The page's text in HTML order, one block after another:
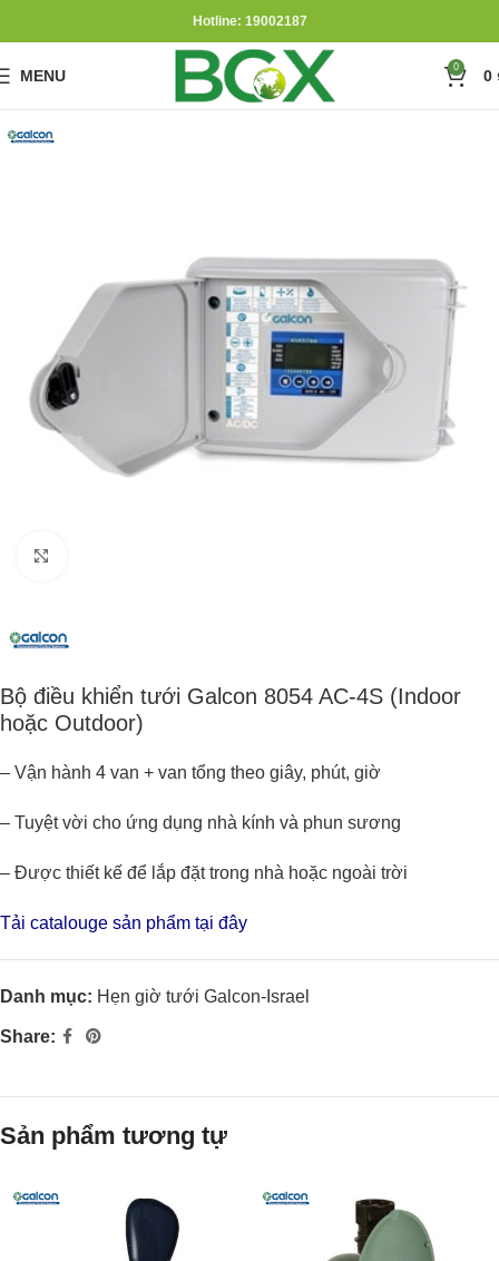
Hotline: 19002187
MENU 0 0
Bộ điều khiển tưới Galcon 8054 AC-4S (Indoor
hoặc Outdoor)
– Vận hành 4 van + van tổng theo giây, phút, giờ
– Tuyệt vời cho ứng dụng nhà kính và phun sương
– Được thiết kế để lắp đặt trong nhà hoặc ngoài trời
Tải catalouge sản phẩm tại đây
Danh mục: Hẹn giờ tưới Galcon-Israel
Share:
Sản phẩm tương tự